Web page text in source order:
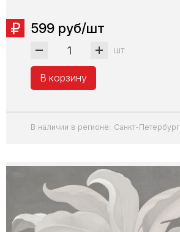
599 руб/шт
шт
В корзину
В наличии в регионе: Санкт-Петербург